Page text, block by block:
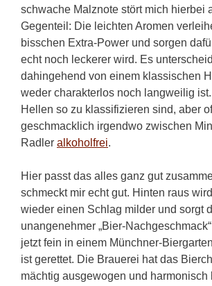
schwache Malznote stört mich hierbei
Gegenteil: Die leichten Aromen
bisschen Extra-Power und sorgen
echt noch leckerer wird. Es
dahingehend von einem klassischen
weder charakterlos noch langweilig
Hellen so zu klassifizieren sind, aber
geschmacklich irgendwo zwischen
Radler alkoholfrei.
Hier passt das alles ganz gut
schmeckt mir echt gut. Hinten raus
wieder einen Schlag milder und sorgt
unangenehmer „Bier-
jetzt fein in einem Münchner-
ist gerettet. Die Brauerei hat das
mächtig ausgewogen und harmonisch